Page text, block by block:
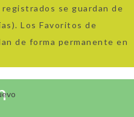
se guardan de
Los Favoritos de
de forma permanente en